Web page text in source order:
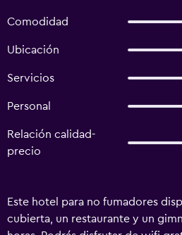
Comodidad
Ubicación
Servicios
Personal
Relación calidad-
precio
Este hotel para no fumadores
cubierta, un restaurante y un